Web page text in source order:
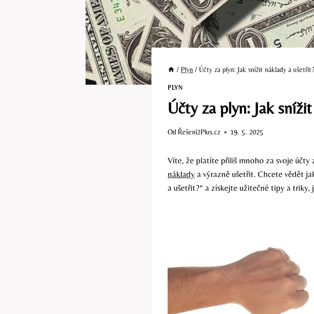
/ Plyn / Účty za plyn: Jak snížit náklady a ušetřit?
PLYN
Účty za plyn: Jak
Od Řešení2Plus.cz 19. 5. 2025
Víte, že platíte příliš mnoho za svoje
náklady a výrazně ušetřit. Chcete vědět
a ušetřit?“ a získejte užitečné tipy a triky,